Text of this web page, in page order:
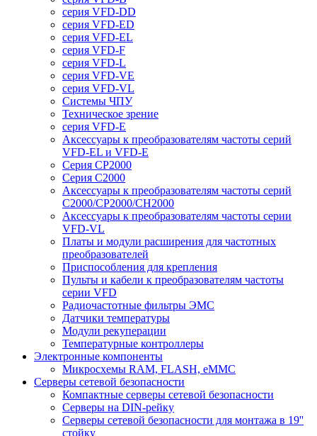
серия VFD-DD
серия VFD-ED
серия VFD-EL
серия VFD-F
серия VFD-L
серия VFD-VE
серия VFD-VL
Системы ЧПУ
Техническое зрение
серия VFD-E
Аксессуары к преобразователям частоты серий
VFD-EL и VFD-E
Серия CP2000
Серия C2000
Аксессуары к преобразователям частоты серий
С2000/CP2000/CH2000
Аксессуары к преобразователям частоты серии
VFD-VL
Платы и модули расширения для частотных
преобразователей
Приспособления для крепления
Пульты и кабели к преобразователям частоты
серии VFD
Радиочастотные фильтры ЭМС
Датчики температуры
Модули рекуперации
Температурные контроллеры
Электронные компоненты
Микросхемы RAM, FLASH, eMMC
Серверы сетевой безопасности
Компактные серверы сетевой безопасности
Серверы на DIN-рейку
Серверы сетевой безопасности для монтажа в 19''
стойку